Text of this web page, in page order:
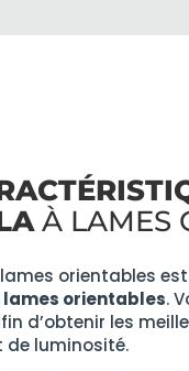
À LAMES
orientables
orientables.
d’obtenir les
luminosité.